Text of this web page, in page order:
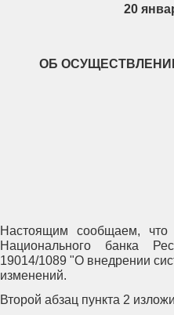
20
ОБ
Настоящим сообщаем,
Национального банка
19014/1089 "О внедрении
изменений.
Второй абзац пункта 2